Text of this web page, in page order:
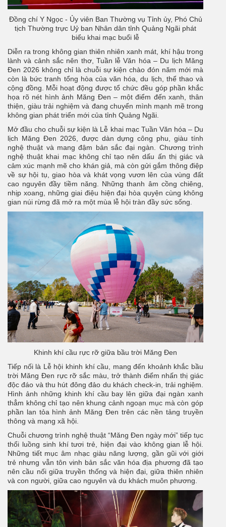
Đồng chí Y Ngọc - Ủy viên Ban Thường vụ Tỉnh ủy, Phó Chủ
tịch Thường trực Uỷ ban Nhân dân tỉnh Quảng Ngãi phát
biểu khai mạc buổi lễ
Diễn ra trong không gian thiên nhiên xanh mát, khí hậu trong
lành và cảnh sắc nên thơ, Tuần lễ Văn hóa – Du lịch Măng
Đen 2026 không chỉ là chuỗi sự kiện chào đón năm mới mà
còn là bức tranh tổng hòa của văn hóa, du lịch, thể thao và
cộng đồng. Mỗi hoạt động được tổ chức đều góp phần khắc
họa rõ nét hình ảnh Măng Đen – một điểm đến xanh, thân
thiện, giàu trải nghiệm và đang chuyển mình mạnh mẽ trong
không gian phát triển mới của tỉnh Quảng Ngãi.
Mở đầu cho chuỗi sự kiện là Lễ khai mạc Tuần Văn hóa – Du
lịch Măng Đen 2026, được dàn dựng công phu, giàu tính
nghệ thuật và mang đậm bản sắc đại ngàn. Chương trình
nghệ thuật khai mạc không chỉ tạo nên dấu ấn thị giác và
cảm xúc mạnh mẽ cho khán giả, mà còn gửi gắm thông điệp
về sự hội tụ, giao hòa và khát vọng vươn lên của vùng đất
cao nguyên đầy tiềm năng. Những thanh âm cồng chiêng,
nhịp xoang, những giai điệu hiện đại hòa quyện cùng không
gian núi rừng đã mở ra một mùa lễ hội tràn đầy sức sống.
Khinh khí cầu rực rỡ giữa bầu trời Măng Đen
Tiếp nối là Lễ hội khinh khí cầu, mang đến khoảnh khắc bầu
trời Măng Đen rực rỡ sắc màu, trở thành điểm nhấn thị giác
độc đáo và thu hút đông đảo du khách check-in, trải nghiệm.
Hình ảnh những khinh khí cầu bay lên giữa đại ngàn xanh
thẳm không chỉ tạo nên khung cảnh ngoạn mục mà còn góp
phần lan tỏa hình ảnh Măng Đen trên các nền tảng truyền
thông và mạng xã hội.
Chuỗi chương trình nghệ thuật “Măng Đen ngày mới” tiếp tục
thổi luồng sinh khí tươi trẻ, hiện đại vào không gian lễ hội.
Những tiết mục âm nhạc giàu năng lượng, gần gũi với giới
trẻ nhưng vẫn tôn vinh bản sắc văn hóa địa phương đã tạo
nên cầu nối giữa truyền thống và hiện đại, giữa thiên nhiên
và con người, giữa cao nguyên và du khách muôn phương.